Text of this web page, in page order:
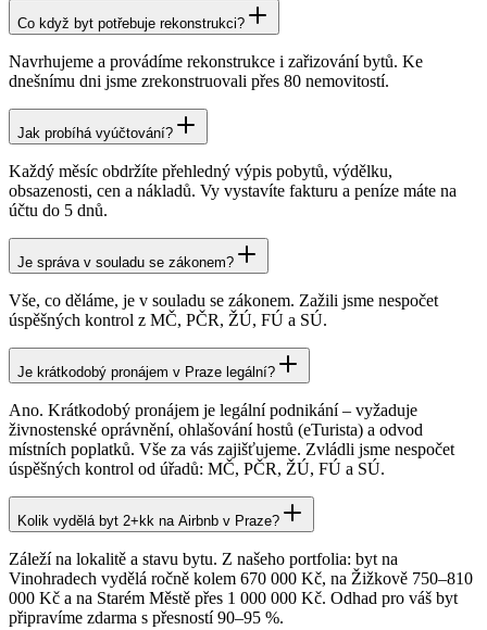
Co když byt potřebuje rekonstrukci?
Navrhujeme a provádíme rekonstrukce i zařizování bytů. Ke
dnešnímu dni jsme zrekonstruovali přes 80 nemovitostí.
Jak probíhá vyúčtování?
Každý měsíc obdržíte přehledný výpis pobytů, výdělku,
obsazenosti, cen a nákladů. Vy vystavíte fakturu a peníze máte na
účtu do 5 dnů.
Je správa v souladu se zákonem?
Vše, co děláme, je v souladu se zákonem. Zažili jsme nespočet
úspěšných kontrol z MČ, PČR, ŽÚ, FÚ a SÚ.
Je krátkodobý pronájem v Praze legální?
Ano. Krátkodobý pronájem je legální podnikání – vyžaduje
živnostenské oprávnění, ohlašování hostů (eTurista) a odvod
místních poplatků. Vše za vás zajišťujeme. Zvládli jsme nespočet
úspěšných kontrol od úřadů: MČ, PČR, ŽÚ, FÚ a SÚ.
Kolik vydělá byt 2+kk na Airbnb v Praze?
Záleží na lokalitě a stavu bytu. Z našeho portfolia: byt na
Vinohradech vydělá ročně kolem 670 000 Kč, na Žižkově 750–810
000 Kč a na Starém Městě přes 1 000 000 Kč. Odhad pro váš byt
připravíme zdarma s přesností 90–95 %.